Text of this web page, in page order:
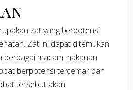
zat yang berpotensi
Zat ini dapat ditemukan
berbagai macam makanan
berpotensi tercemar dan
tersebut akan